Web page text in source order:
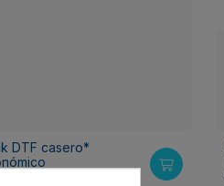
DTF casero*